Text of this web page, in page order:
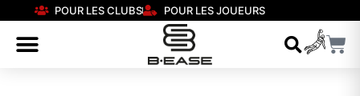
POUR LES CLUBS POUR LES JOUEURS